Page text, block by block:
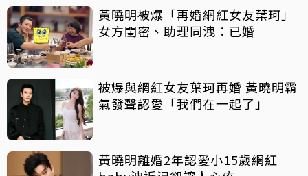
黃曉明被爆「再婚網紅女友葉珂」
女方閨密、助理同洩：已婚
被爆與網紅女友葉珂再婚 黃曉明霸
氣發聲認愛「我們在一起了」
黃曉明離婚2年認愛小15歲網紅